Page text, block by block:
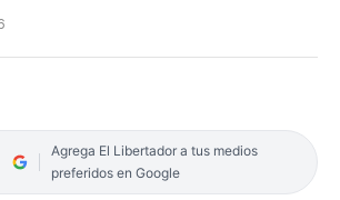
Agrega El Libertador a tus medios
preferidos en Google